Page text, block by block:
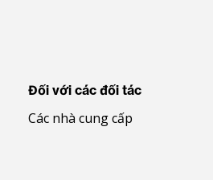
Đối với các đối tác
Các nhà cung cấp